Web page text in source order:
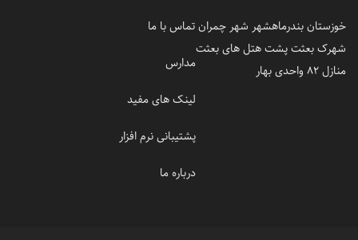
خوزستان بندرماهشهر شهر چمران
شهرک بعثت پشت هتل های بعثت
منازل 82 واحدی بهار
تماس با ما
مدارس
لینک های مفید
پشتیبانی نرم افزار
درباره ما